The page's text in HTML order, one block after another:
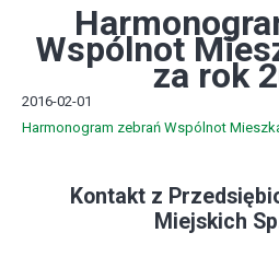
Wspólnot
za rok
2016-02-01
Harmonogram zebrań Wspólnot
Kontakt z
Miejskich